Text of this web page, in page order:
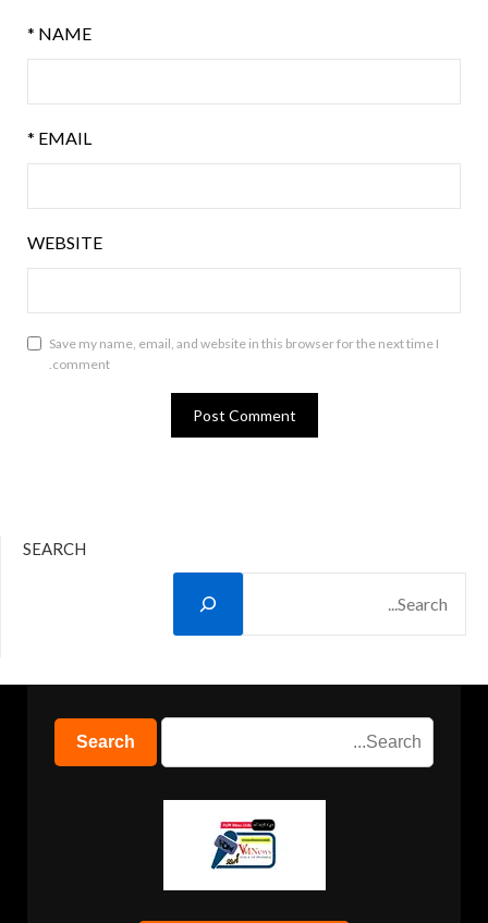
NAME
*
EMAIL
*
WEBSITE
Save my name, email, and website in this browser for the next time I
comment.
SEARCH